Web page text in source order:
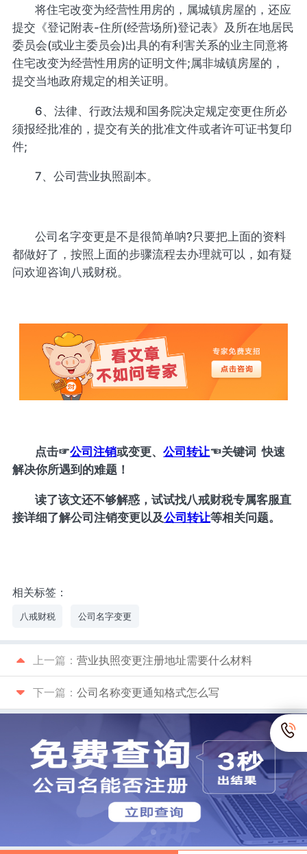
将住宅改变为经营性用房的，属城镇房屋的，还应
提交《登记附表-住所(经营场所)登记表》及所在地居民
委员会(或业主委员会)出具的有利害关系的业主同意将
住宅改变为经营性用房的证明文件;属非城镇房屋的，
提交当地政府规定的相关证明。
6、法律、行政法规和国务院决定规定变更住所必
须报经批准的，提交有关的批准文件或者许可证书复印
件;
7、公司营业执照副本。
公司名字变更是不是很简单呐?只要把上面的资料
都做好了，按照上面的步骤流程去办理就可以，如有疑
问欢迎咨询八戒财税。
点击☞公司注销或变更、公司转让☜关键词 快速
解决你所遇到的难题！
读了该文还不够解惑，试试找八戒财税专属客服直
接详细了解公司注销变更以及公司转让等相关问题。
相关标签：
八戒财税 公司名字变更
上一篇： 营业执照变更注册地址需要什么材料
下一篇： 公司名称变更通知格式怎么写